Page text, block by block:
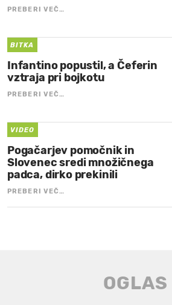
PREBERI VEČ…
BITKA
Infantino popustil, a Čeferin
vztraja pri bojkotu
PREBERI VEČ…
VIDEO
Pogačarjev pomočnik in
Slovenec sredi množičnega
padca, dirko prekinili
PREBERI VEČ…